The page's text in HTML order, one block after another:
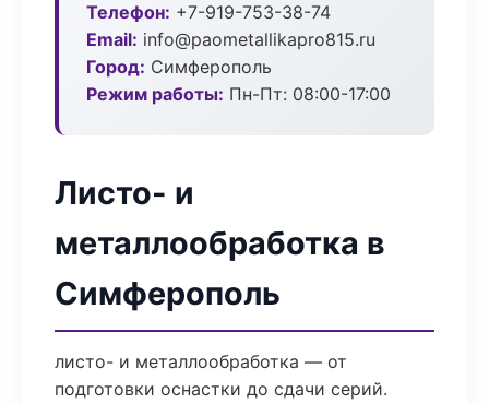
Телефон: +7-919-753-38-74
Email: info@paometallikapro815.ru
Город: Симферополь
Режим работы: Пн-Пт: 08:00-17:00
Листо- и
металлообработка в
Симферополь
листо- и металлообработка — от
подготовки оснастки до сдачи серий.